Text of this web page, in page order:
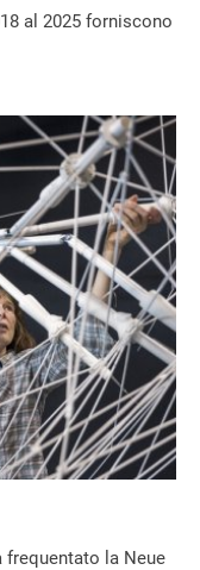
al 2025 forniscono
frequentato la Neue